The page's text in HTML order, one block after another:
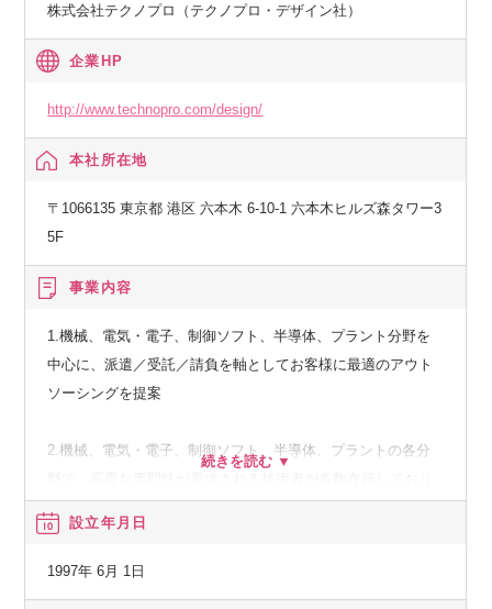
株式会社テクノプロ（テクノプロ・デザイン社）
企業HP
http://www.technopro.com/design/
本社所在地
〒1066135 東京都 港区 六本木 6-10-1 六本木ヒルズ森タワー3
5F
事業内容
1.機械、電気・電子、制御ソフト、半導体、プラント分野を
中心に、派遣／受託／請負を軸としてお客様に最適のアウト
ソーシングを提案
2.機械、電気・電子、制御ソフト、半導体、プラントの各分
また、弊社は設計・開発から評価・検査、生産・組立という
技術分野の全領域をカバーしております。
設立年月日
1997年 6月 1日